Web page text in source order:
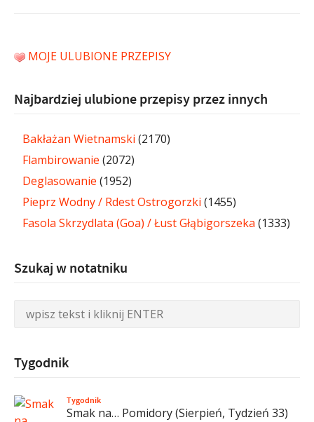
MOJE ULUBIONE PRZEPISY
Najbardziej ulubione przepisy przez innych
Bakłażan Wietnamski (2170)
Flambirowanie (2072)
Deglasowanie (1952)
Pieprz Wodny / Rdest Ostrogorzki (1455)
Fasola Skrzydlata (Goa) / Łust Głąbigorszeka (1333)
Szukaj w notatniku
Tygodnik
Tygodnik
Smak na… Pomidory (Sierpień, Tydzień 33)